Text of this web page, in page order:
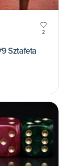
2
Sztafeta